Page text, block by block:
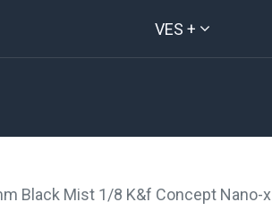
VES +
Black Mist 1/8 K&f Concept Nano-x